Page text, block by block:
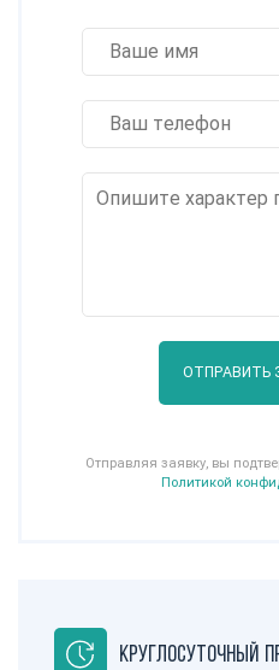
Круглосуточный
ОТПРАВИТЬ
Отправляя заявку, вы
Политикой